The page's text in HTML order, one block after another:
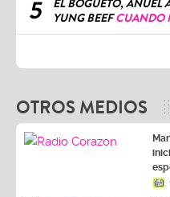
5
EL BOGUETO, ANUEL
YUNG BEEFCUANDO
OTROS MEDIOS